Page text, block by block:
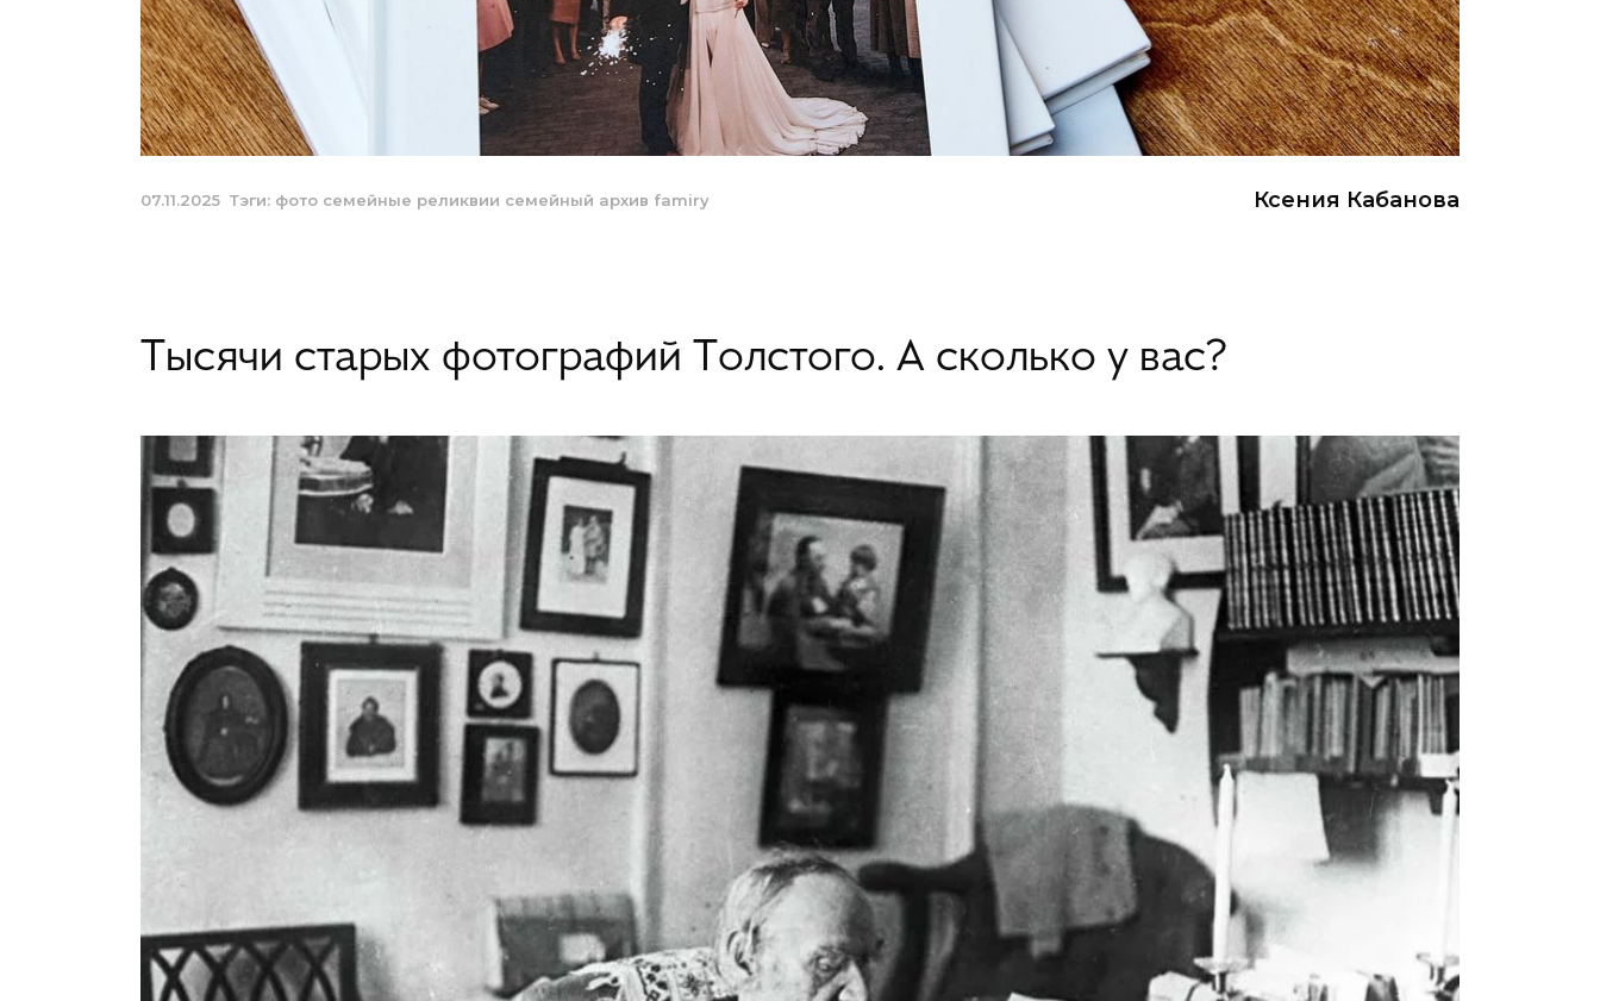
07.11.2025 Тэги: фото семейные реликвии семейный архив famiry Ксения Кабанова
Тысячи старых фотографий Толстого. А сколько у вас?